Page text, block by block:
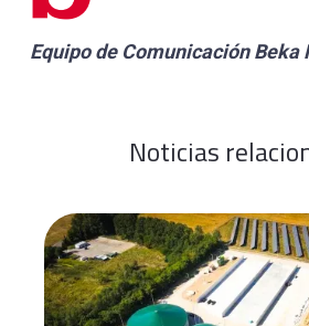
Equipo de ComunicaciónBeka
Noticias